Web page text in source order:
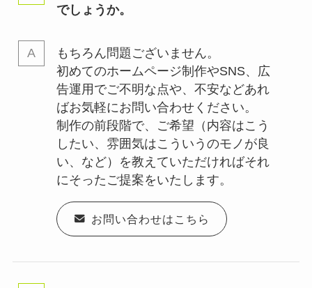
でしょうか。
もちろん問題ございません。
初めてのホームページ制作やSNS、広
告運用でご不明な点や、不安などあれ
ばお気軽にお問い合わせください。
制作の前段階で、ご希望（内容はこう
したい、雰囲気はこういうのモノが良
い、など）を教えていただければそれ
にそったご提案をいたします。
お問い合わせはこちら